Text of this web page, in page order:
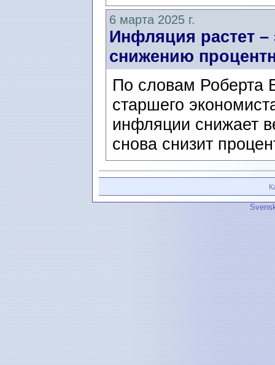
6 марта 2025 г.
Инфляция растет
снижению
По словам Роберта
старшего
инфляции снижает
снова снизит